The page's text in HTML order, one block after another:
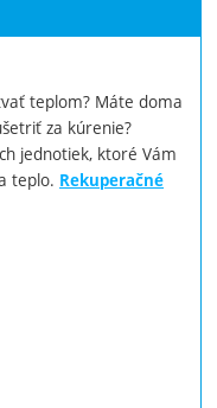
teplom? Máte doma
za kúrenie?
jednotiek, ktoré Vám
teplo. Rekuperačné